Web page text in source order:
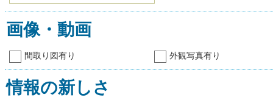
画像・動画
間取り図有り 外観写真有り
情報の新しさ